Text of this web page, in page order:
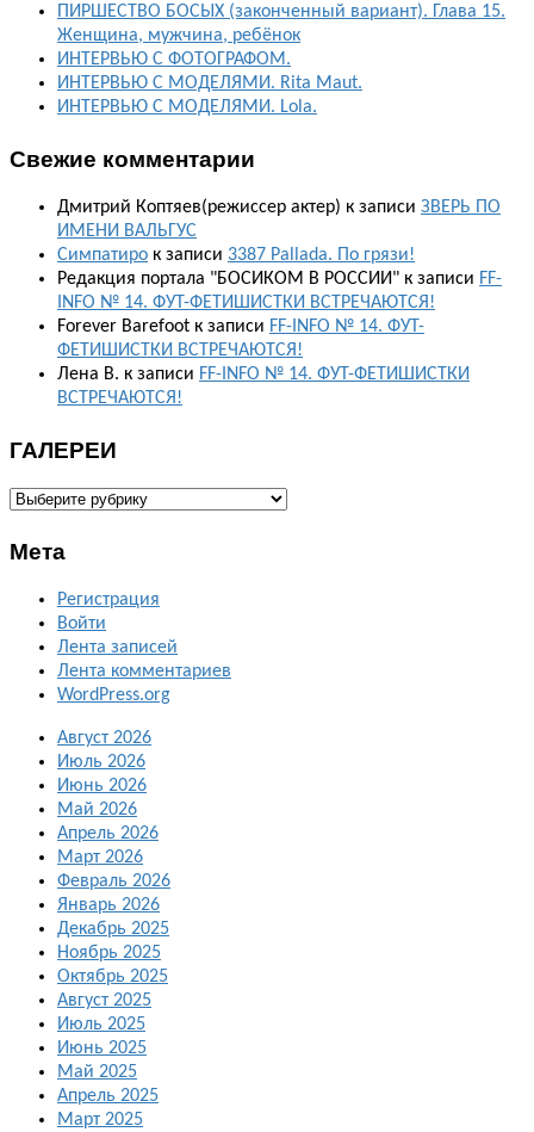
ПИРШЕСТВО БОСЫХ (законченный вариант). Глава 15.
Женщина, мужчина, ребёнок
ИНТЕРВЬЮ С ФОТОГРАФОМ.
ИНТЕРВЬЮ С МОДЕЛЯМИ. Rita Maut.
ИНТЕРВЬЮ С МОДЕЛЯМИ. Lola.
Свежие комментарии
Дмитрий Коптяев(режиссер актер) к записи ЗВЕРЬ ПО
ИМЕНИ ВАЛЬГУС
Симпатиро к записи 3387 Pallada. По грязи!
Редакция портала "БОСИКОМ В РОССИИ" к записи FF-
INFO № 14. ФУТ-ФЕТИШИСТКИ ВСТРЕЧАЮТСЯ!
Forever Barefoot к записи FF-INFO № 14. ФУТ-
ФЕТИШИСТКИ ВСТРЕЧАЮТСЯ!
Лена В. к записи FF-INFO № 14. ФУТ-ФЕТИШИСТКИ
ВСТРЕЧАЮТСЯ!
ГАЛЕРЕИ
ГАЛЕРЕИ
Мета
Регистрация
Войти
Лента записей
Лента комментариев
WordPress.org
Август 2026
Июль 2026
Июнь 2026
Май 2026
Апрель 2026
Март 2026
Февраль 2026
Январь 2026
Декабрь 2025
Ноябрь 2025
Октябрь 2025
Август 2025
Июль 2025
Июнь 2025
Май 2025
Апрель 2025
Март 2025